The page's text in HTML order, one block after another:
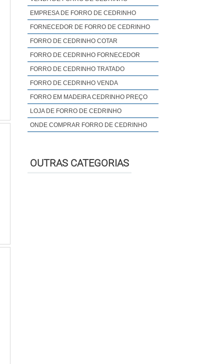
EMPRESA DE FORRO DE CEDRINHO
FORNECEDOR DE FORRO DE CEDRINHO
FORRO DE CEDRINHO COTAR
FORRO DE CEDRINHO FORNECEDOR
FORRO DE CEDRINHO TRATADO
FORRO DE CEDRINHO VENDA
FORRO EM MADEIRA CEDRINHO PREÇO
LOJA DE FORRO DE CEDRINHO
ONDE COMPRAR FORRO DE CEDRINHO
OUTRAS CATEGORIAS